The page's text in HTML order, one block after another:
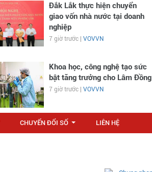
Đắk Lắk thực hiện chuyển
giao vốn nhà nước tại doanh
nghiệp
7 giờ trước | VOVVN
Khoa học, công nghệ tạo sức
bật tăng trưởng cho Lâm Đồng
7 giờ trước | VOVVN
CHUYỂN ĐỔI SỐ LIÊN HỆ